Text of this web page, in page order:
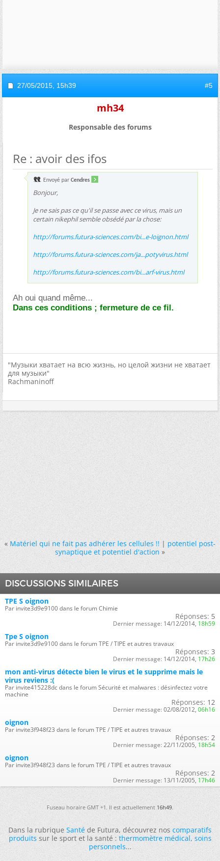
27/05/2015, 15h39 #5
mh34
Responsable des forums
Re : avoir des ifos
Envoyé par Cendres
Bonjour,
Je ne sais pas ce qu'il se passe avec ce virus, mais un
certain nikephil semble obsédé par la chose:
http://forums.futura-sciences.com/bi...e-loignon.html
http://forums.futura-sciences.com/ja...potyvirus.html
http://forums.futura-sciences.com/bi...arf-virus.html
Ah oui quand même...
Dans ces conditions ; fermeture de ce fil.
"Музыки хватает на всю жизнь, но целой жизни не хватает
для музыки"
Rachmaninoff
« Matériel qui ne fait pas adhérer les cellules !!|potentiel post-
synaptique et potentiel d'action »
DISCUSSIONS SIMILAIRES
TPE S oignon
Par invite3d9e9100 dans le forum Chimie
Réponses: 5
Dernier message: 14/12/2014, 18h59
Tpe S oignon
Par invite3d9e9100 dans le forum TPE / TIPE et autres travaux
Réponses: 3
Dernier message: 14/12/2014, 17h26
mon anti-virus détecte bien le virus et le supprime mais le
virus reviens :(
Par invite415228dc dans le forum Sécurité et malwares : désinfectez votre
machine
Réponses: 12
Dernier message: 02/08/2012, 06h16
oignon
Par invite3f948f23 dans le forum TPE / TIPE et autres travaux
Réponses: 2
Dernier message: 22/11/2005, 18h54
oignon
Par invite3f948f23 dans le forum TPE / TIPE et autres travaux
Réponses: 2
Dernier message: 13/11/2005, 17h46
Fuseau horaire GMT +1. Il est actuellement16h49.
Dans la rubriqueSantéde Futura, découvrez noscomparatifs
produitssur le sport et la santé :thermomètre médical,soins
personnels...